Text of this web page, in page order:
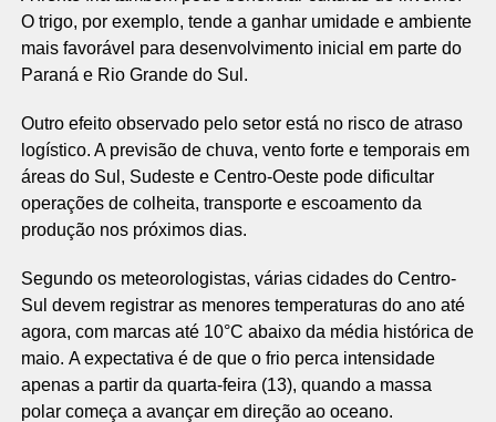
O trigo, por exemplo, tende a ganhar umidade e ambiente
mais favorável para desenvolvimento inicial em parte do
Paraná e Rio Grande do Sul.
Outro efeito observado pelo setor está no risco de atraso
logístico. A previsão de chuva, vento forte e temporais em
áreas do Sul, Sudeste e Centro-Oeste pode dificultar
operações de colheita, transporte e escoamento da
produção nos próximos dias.
Segundo os meteorologistas, várias cidades do Centro-
Sul devem registrar as menores temperaturas do ano até
agora, com marcas até 10°C abaixo da média histórica de
maio. A expectativa é de que o frio perca intensidade
apenas a partir da quarta-feira (13), quando a massa
polar começa a avançar em direção ao oceano.